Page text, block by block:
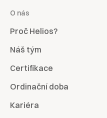
O nás
Proč Helios?
Náš tým
Certifikace
Ordinační doba
Kariéra